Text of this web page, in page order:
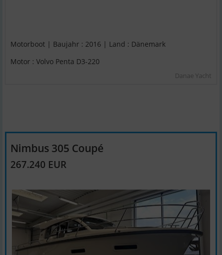
Motorboot | Baujahr : 2016 | Land : Dänemark
Motor : Volvo Penta D3-220
Danae Yacht
Nimbus 305 Coupé
267.240 EUR